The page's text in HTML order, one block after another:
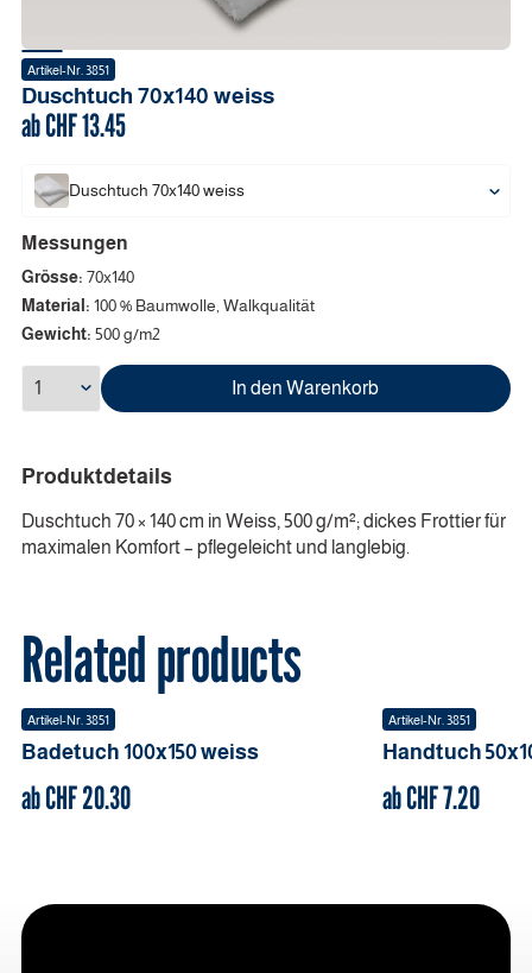
Artikel-Nr. 3851
Duschtuch 70x140 weiss
ab CHF13.45
Duschtuch 70x140 weiss
Messungen
Grösse: 70x140
Material: 100 % Baumwolle, Walkqualität
Gewicht: 500 g/m2
In den Warenkorb
Produktdetails
Duschtuch 70 × 140 cm in Weiss, 500 g/m²; dickes Frottier für
maximalen Komfort – pflegeleicht und langlebig.
Related products
Artikel-Nr. 3851
Badetuch 100x150weiss
ab CHF20.30
Artikel-Nr. 3851
Handtuch
ab CHF7.20